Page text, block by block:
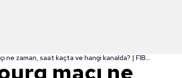
TOFAŞ - Strasbourg maçı ne zaman, saat kaçta ve hangi kanalda? | FIBA Şampiyonlar Ligi
maçı ne